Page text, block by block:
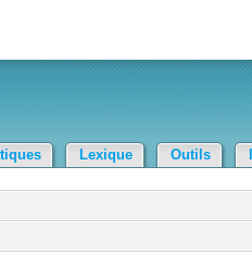
Lexique Outils